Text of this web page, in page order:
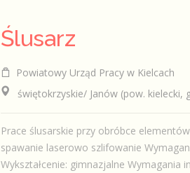
Ślusarz
Powiatowy Urząd Pracy w Kielcach
świętokrzyskie/ Janów (pow. kielecki, gm.
Prace ślusarskie przy obróbce
spawanie laserowo szlifowanie
Wykształcenie: gimnazjalne Wymagania